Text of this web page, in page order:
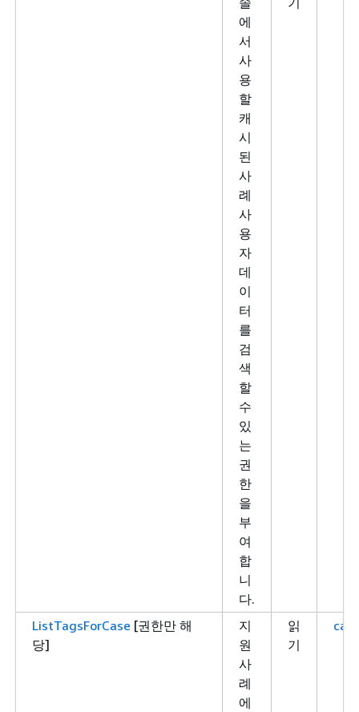
에
서
사
용
할
캐
시
된
사
례
사
용
자
데
이
터
를
검
색
할
수
있
는
권
한
을
부
여
합
니
다.
ListTagsForCase [권한만 해
당]
지
원
사
례
에
읽
기